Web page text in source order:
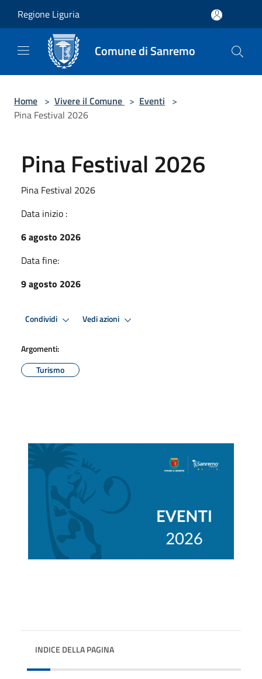
Regione Liguria
Comune di Sanremo
Home > Vivere il Comune > Eventi >
Pina Festival 2026
Pina Festival 2026
Pina Festival 2026
Data inizio :
6 agosto 2026
Data fine:
9 agosto 2026
Condividi Vedi azioni
Argomenti:
Turismo
INDICE DELLA PAGINA